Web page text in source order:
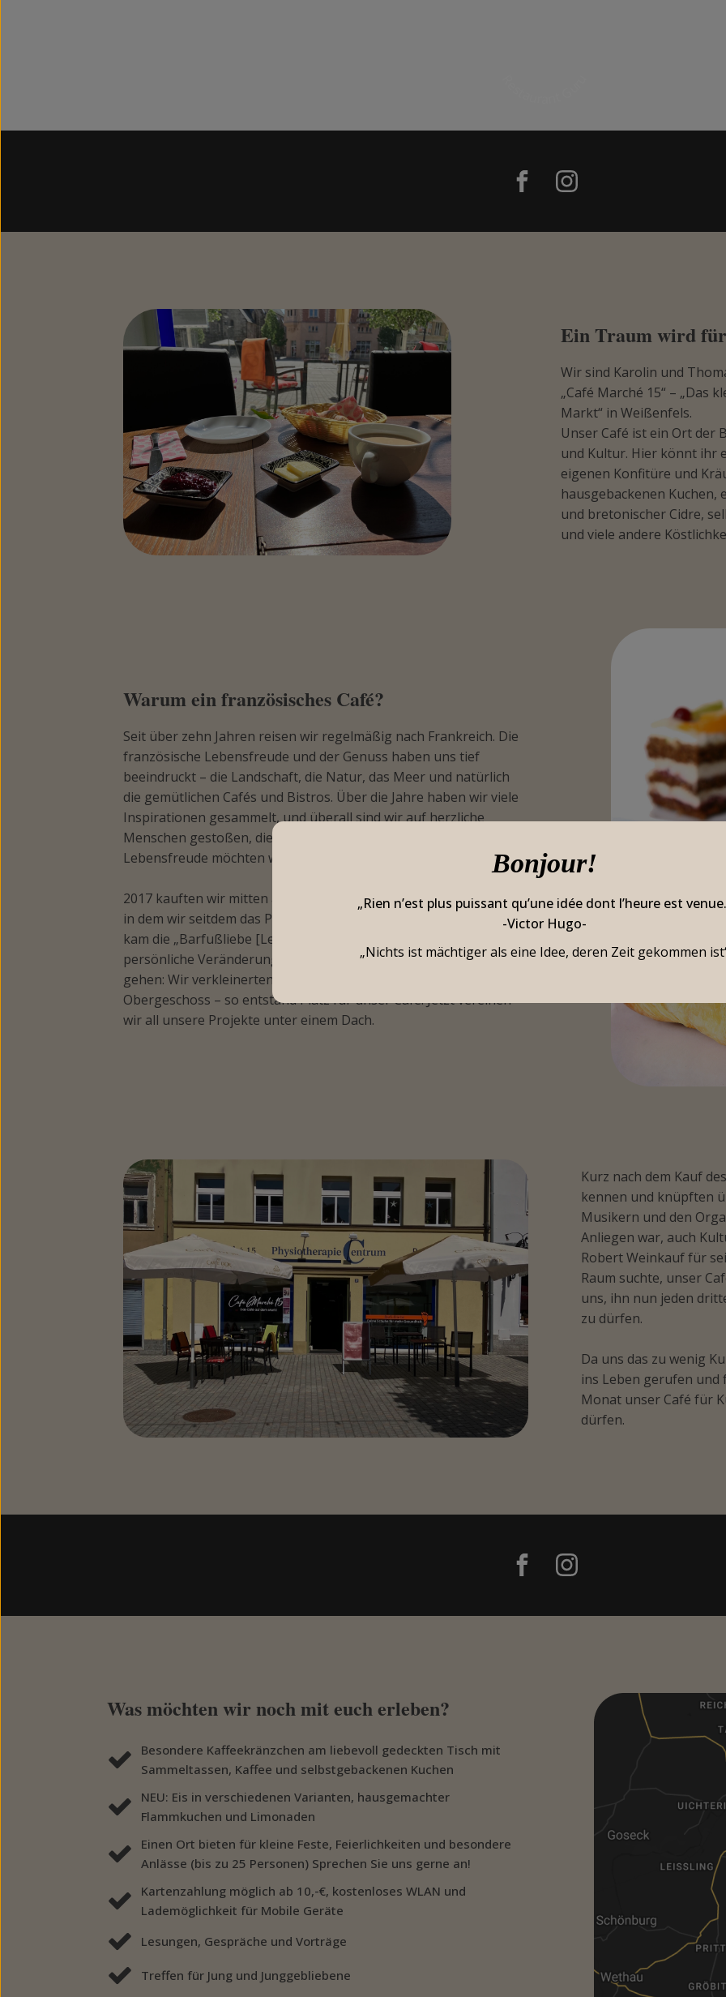
Bonjour!
„Rien n’est plus puissant qu’une idée dont l’heure est
-Victor Hugo-
„Nichts ist mächtiger als eine Idee, deren Zeit gekommen
Ein Traum wird
Wir sind Karolin und
„Café Marché 15“ – „Das
Markt“ in Weißenfels.
Unser Café ist ein Ort der
und Kultur. Hier könnt ihr
eigenen Konfitüre und
hausgebackenen
und bretonischer Cidre,
und viele andere
Warum ein französisches Café?
Seit über zehn Jahren reisen wir regelmäßig nach Frankreich. Die
französische Lebensfreude und der Genuss haben uns tief
beeindruckt – die Landschaft, die Natur, das Meer und natürlich
die gemütlichen Cafés und Bistros. Über die Jahre haben wir viele
Inspirationen gesammelt, und überall sind wir auf herzliche
Menschen gestoßen, die ihre Leidenschaft leben. Diese
Lebensfreude möchten wir nun nach Weißenfels bringen.
2017 kauften wir mitten auf dem Markt von Weißenfels ein Haus,
in dem wir seitdem das PhysiotherapieCentrum betreiben. 2023
kam die „Barfußliebe [Leguano Barfußschuhe]“ dazu. Durch
persönliche Veränderungen beschlossen wir, 2024 neue Wege zu
gehen: Wir verkleinerten unsere Praxis und verlegten sie in das
Obergeschoss – so entstand Platz für unser Café. Jetzt vereinen
wir all unsere Projekte unter einem Dach.
Kurz nach dem Kauf
kennen und knüpften
Musikern und den
Anliegen war, auch
Robert Weinkauf für
Raum suchte, unser
uns, ihn nun jeden
zu dürfen.
Da uns das zu wenig
ins Leben gerufen und
Monat unser Café für
dürfen.
Was möchten wir noch mit euch erleben?
Besondere Kaffeekränzchen am liebevoll gedeckten Tisch mit
Sammeltassen, Kaffee und selbstgebackenen Kuchen
NEU: Eis in verschiedenen Varianten, hausgemachter
Flammkuchen und Limonaden
Einen Ort bieten für kleine Feste, Feierlichkeiten und besondere
Anlässe (bis zu 25 Personen) Sprechen Sie uns gerne an!
Kartenzahlung möglich ab 10,-€, kostenloses WLAN und
Lademöglichkeit für Mobile Geräte
Lesungen, Gespräche und Vorträge
Treffen für Jung und Junggebliebene